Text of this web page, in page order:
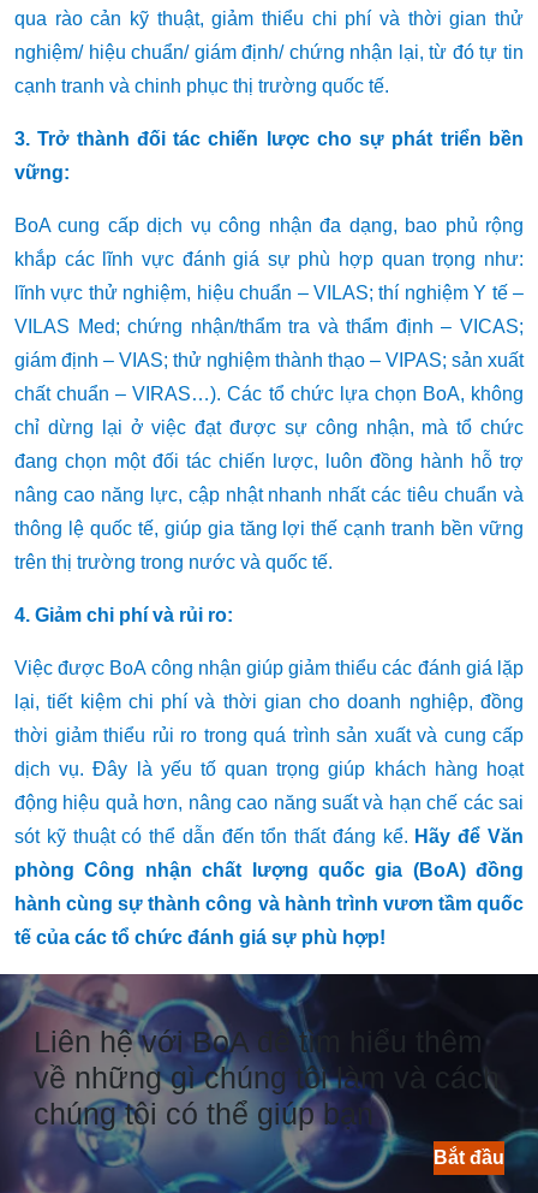
qua rào cản kỹ thuật, giảm thiểu chi phí và thời gian thử
nghiệm/ hiệu chuẩn/ giám định/ chứng nhận lại, từ đó tự tin
cạnh tranh và chinh phục thị trường quốc tế.
3. Trở thành đối tác chiến lược cho sự phát triển bền
vững:
BoA cung cấp dịch vụ công nhận đa dạng, bao phủ rộng
khắp các lĩnh vực đánh giá sự phù hợp quan trọng như:
lĩnh vực thử nghiệm, hiệu chuẩn – VILAS; thí nghiệm Y tế –
VILAS Med; chứng nhận/thẩm tra và thẩm định – VICAS;
giám định – VIAS; thử nghiệm thành thạo – VIPAS; sản xuất
chất chuẩn – VIRAS…). Các tổ chức lựa chọn BoA, không
chỉ dừng lại ở việc đạt được sự công nhận, mà tổ chức
đang chọn một đối tác chiến lược, luôn đồng hành hỗ trợ
nâng cao năng lực, cập nhật nhanh nhất các tiêu chuẩn và
thông lệ quốc tế, giúp gia tăng lợi thế cạnh tranh bền vững
trên thị trường trong nước và quốc tế.
4. Giảm chi phí và rủi ro:
Việc được BoA công nhận giúp giảm thiểu các đánh giá lặp
lại, tiết kiệm chi phí và thời gian cho doanh nghiệp, đồng
thời giảm thiểu rủi ro trong quá trình sản xuất và cung cấp
dịch vụ. Đây là yếu tố quan trọng giúp khách hàng hoạt
động hiệu quả hơn, nâng cao năng suất và hạn chế các sai
sót kỹ thuật có thể dẫn đến tổn thất đáng kể. Hãy để Văn
phòng Công nhận chất lượng quốc gia (BoA) đồng
hành cùng sự thành công và hành trình vươn tầm quốc
tế của các tổ chức đánh giá sự phù hợp!
Liên hệ với BoA để tìm hiểu thêm
về những gì chúng tôi làm và cách
chúng tôi có thể giúp bạn
Bắt đầu